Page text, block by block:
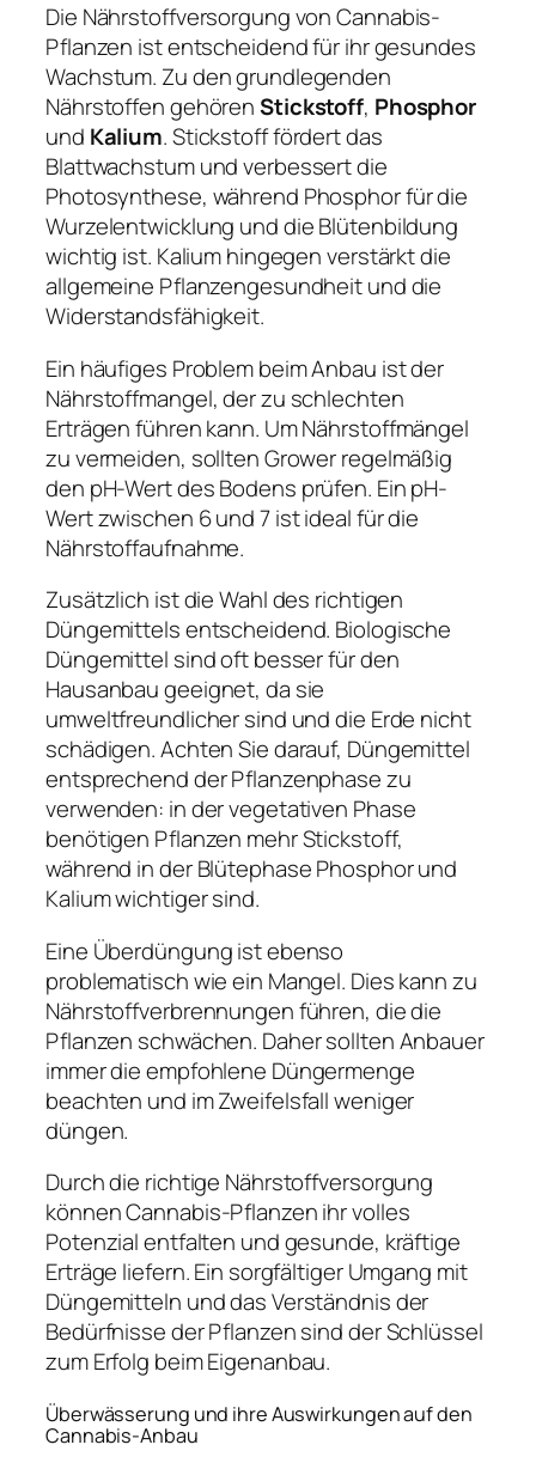
Die Nährstoffversorgung von Cannabis-
Pflanzen ist entscheidend für ihr gesundes
Wachstum. Zu den grundlegenden
Nährstoffen gehörenStickstoff, Phosphor
und Kalium. Stickstoff fördert das
Blattwachstum und verbessert die
Photosynthese, während Phosphor für die
Wurzelentwicklung und die Blütenbildung
wichtig ist. Kalium hingegen verstärkt die
allgemeine Pflanzengesundheit und die
Widerstandsfähigkeit.
Ein häufiges Problem beim Anbau ist der
Nährstoffmangel, der zu schlechten
Erträgen führen kann. Um Nährstoffmängel
zu vermeiden, sollten Grower regelmäßig
den pH-Wert des Bodens prüfen. Ein pH-
Wert zwischen 6 und 7 ist ideal für die
Nährstoffaufnahme.
Zusätzlich ist die Wahl des richtigen
Düngemittels entscheidend. Biologische
Düngemittel sind oft besser für den
Hausanbau geeignet, da sie
umweltfreundlicher sind und die Erde nicht
schädigen. Achten Sie darauf, Düngemittel
entsprechend der Pflanzenphase zu
verwenden: in der vegetativen Phase
benötigen Pflanzen mehr Stickstoff,
während in der Blütephase Phosphor und
Kalium wichtiger sind.
Eine Überdüngung ist ebenso
problematisch wie ein Mangel. Dies kann zu
Nährstoffverbrennungen führen, die die
Pflanzen schwächen. Daher sollten Anbauer
immer die empfohlene Düngermenge
beachten und im Zweifelsfall weniger
düngen.
Durch die richtige Nährstoffversorgung
können Cannabis-Pflanzen ihr volles
Potenzial entfalten und gesunde, kräftige
Erträge liefern. Ein sorgfältiger Umgang mit
Düngemitteln und das Verständnis der
Bedürfnisse der Pflanzen sind der Schlüssel
zum Erfolg beim Eigenanbau.
Überwässerung und ihre Auswirkungen auf den
Cannabis-Anbau